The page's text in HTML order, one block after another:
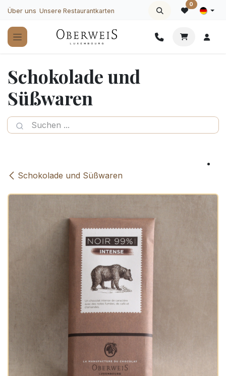
Zum Inhalt springen
Über uns Unsere Restaurantkarten
0
Schokolade und
Süßwaren
Schokolade und Süßwaren